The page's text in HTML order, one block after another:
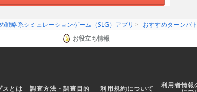
戦略系シミュレーションゲーム（SLG）アプリ おすすめターンバ
お役立ち情報
スとは 調査方法・調査目的 利用規約について 利用者情報